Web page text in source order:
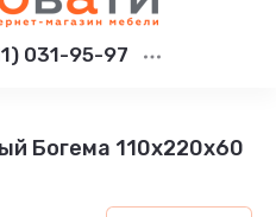
031-95-97
Богема 110x220x60